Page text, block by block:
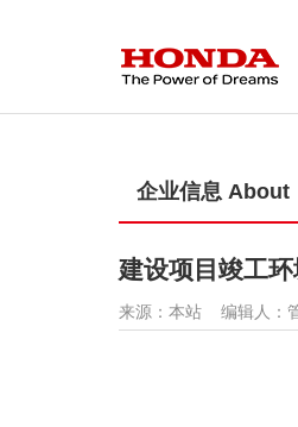
企业信息 About
建设项目竣工
来源：本站 编辑人：